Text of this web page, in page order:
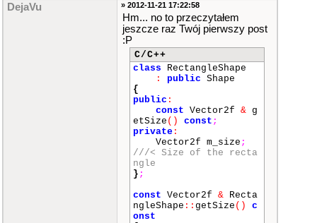
DejaVu » 2012-11-21 17:22:58
Hm... no to przeczytałem
jeszcze raz Twój pierwszy post
:P
C/C++
class RectangleShape
:
public Shape
{
public :
const Vector2f & g
etSize () const ;
private :
Vector2f m_size ;
///< Size of the recta
ngle
} ;
const Vector2f & Recta
ngleShape :: getSize ()
c
onst